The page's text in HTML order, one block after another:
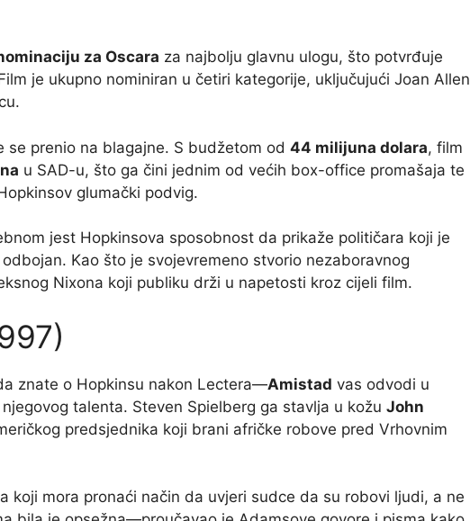
za Oscara za najbolju glavnu ulogu, što potvrđuje
je ukupno nominiran u četiri kategorije, uključujući Joan Allen
se prenio na blagajne. S budžetom od 44 milijuna dolara, film
u SAD-u, što ga čini jednim od većih box-office promašaja te
glumački podvig.
jest Hopkinsova sposobnost da prikaže političara koji je
Kao što je svojevremeno stvorio nezaboravnog
Nixona koji publiku drži u napetosti kroz cijeli film.
znate o Hopkinsu nakon Lectera—Amistad vas odvodi u
talenta. Steven Spielberg ga stavlja u kožu John
predsjednika koji brani afričke robove pred Vrhovnim
koji mora pronaći način da uvjeri sudce da su robovi ljudi, a ne